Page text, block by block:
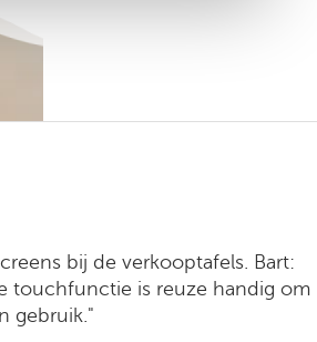
bij de verkooptafels. Bart:
touchfunctie is reuze handig om
gebruik."